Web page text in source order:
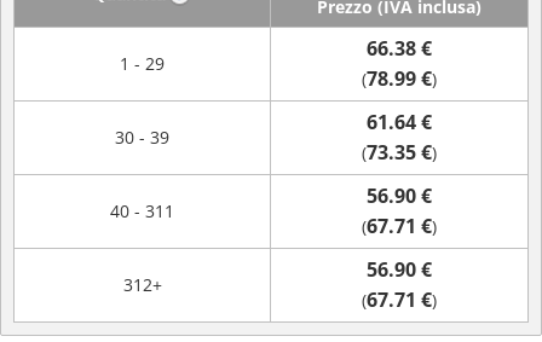
Prezzo (IVA inclusa)
1 - 29
66.38 €
(78.99 €)
30 - 39
61.64 €
(73.35 €)
40 - 311
56.90 €
(67.71 €)
312+
56.90 €
(67.71 €)